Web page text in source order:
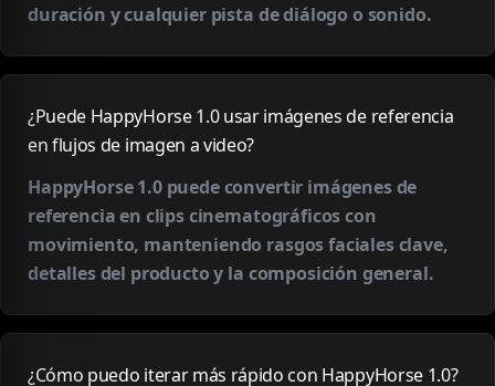
duración y cualquier pista de diálogo o sonido.
¿Puede HappyHorse 1.0 usar imágenes de referencia
en flujos de imagen a video?
HappyHorse 1.0 puede convertir imágenes de
referencia en clips cinematográficos con
movimiento, manteniendo rasgos faciales clave,
detalles del producto y la composición general.
¿Cómo puedo iterar más rápido con HappyHorse 1.0?